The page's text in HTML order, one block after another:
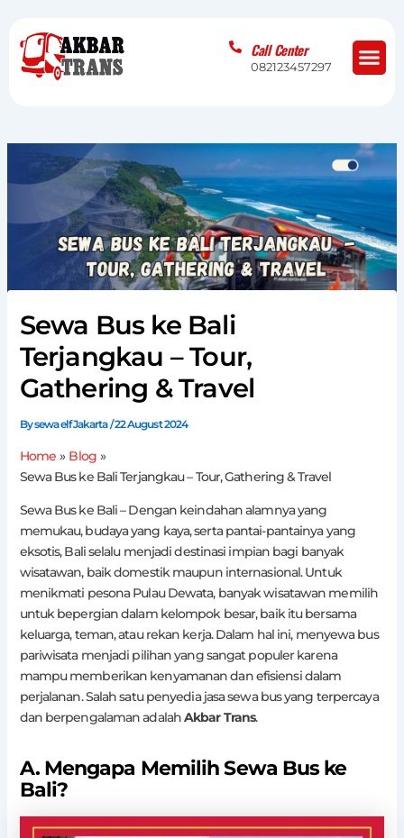
content
Call Center
082123457297
Sewa Bus ke Bali
Terjangkau – Tour,
Gathering & Travel
Bysewa elf Jakarta/22 August 2024
Home
Blog
Sewa Bus ke Bali Terjangkau – Tour, Gathering & Travel
Sewa Bus ke Bali – Dengan keindahan alamnya yang
memukau, budaya yang kaya, serta pantai-pantainya yang
eksotis, Bali selalu menjadi destinasi impian bagi banyak
wisatawan, baik domestik maupun internasional. Untuk
menikmati pesona Pulau Dewata, banyak wisatawan memilih
untuk bepergian dalam kelompok besar, baik itu bersama
keluarga, teman, atau rekan kerja. Dalam hal ini, menyewa bus
pariwisata menjadi pilihan yang sangat populer karena
mampu memberikan kenyamanan dan efisiensi dalam
perjalanan. Salah satu penyedia jasa sewa bus yang terpercaya
dan berpengalaman adalahAkbar Trans.
A. Mengapa Memilih Sewa Bus ke
Bali?